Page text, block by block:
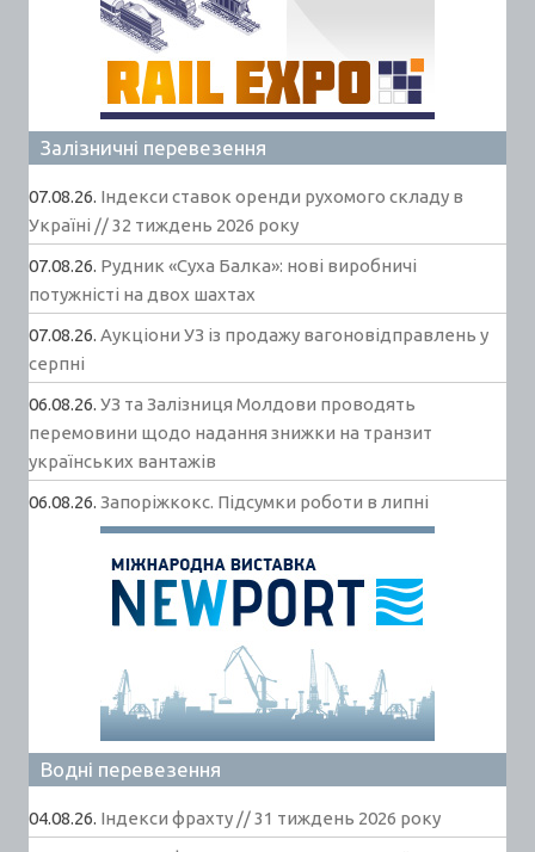
Залізничні перевезення
07.08.26. Індекси ставок оренди рухомого складу в
Україні // 32 тиждень 2026 року
07.08.26. Рудник «Суха Балка»: нові виробничі
потужністі на двох шахтах
07.08.26. Аукціони УЗ із продажу вагоновідправлень у
серпні
06.08.26. УЗ та Залізниця Молдови проводять
перемовини щодо надання знижки на транзит
українських вантажів
06.08.26. Запоріжкокс. Підсумки роботи в липні
Водні перевезення
04.08.26. Індекси фрахту // 31 тиждень 2026 року